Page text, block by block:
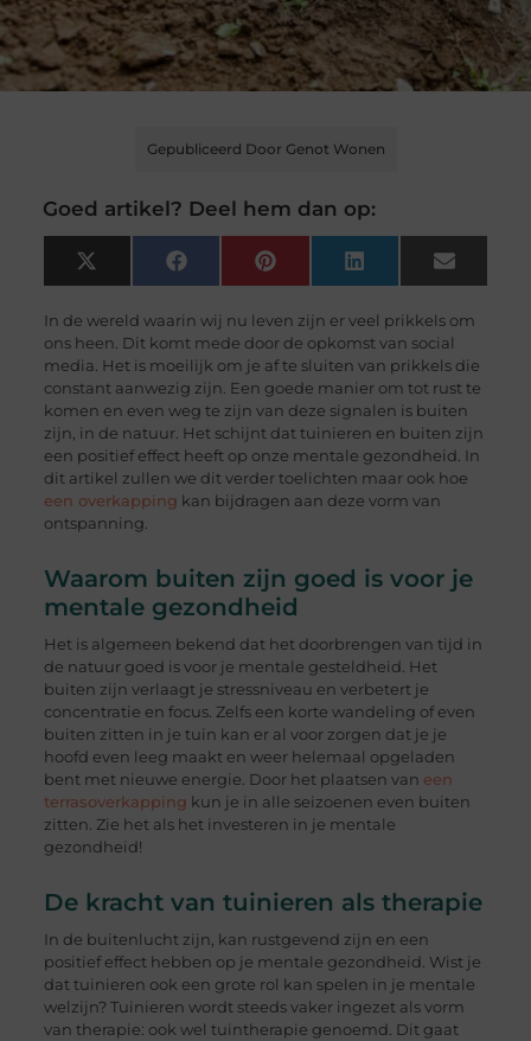
Gepubliceerd Door Genot Wonen
Goed artikel? Deel hem dan op:
X
(Twitter)
FacebookPinterest LinkedIn Email
In de wereld waarin wij nu leven zijn er veel prikkels om
ons heen. Dit komt mede door de opkomst van social
media. Het is moeilijk om je af te sluiten van prikkels die
constant aanwezig zijn. Een goede manier om tot rust te
komen en even weg te zijn van deze signalen is buiten
zijn, in de natuur. Het schijnt dat tuinieren en buiten zijn
een positief effect heeft op onze mentale gezondheid. In
dit artikel zullen we dit verder toelichten maar ook hoe
een overkapping kan bijdragen aan deze vorm van
ontspanning.
Waarom buiten zijn goed is voor je
mentale gezondheid
Het is algemeen bekend dat het doorbrengen van tijd in
de natuur goed is voor je mentale gesteldheid. Het
buiten zijn verlaagt je stressniveau en verbetert je
concentratie en focus. Zelfs een korte wandeling of even
buiten zitten in je tuin kan er al voor zorgen dat je je
hoofd even leeg maakt en weer helemaal opgeladen
bent met nieuwe energie. Door het plaatsen van een
terrasoverkapping kun je in alle seizoenen even buiten
zitten. Zie het als het investeren in je mentale
gezondheid!
De kracht van tuinieren als therapie
In de buitenlucht zijn, kan rustgevend zijn en een
positief effect hebben op je mentale gezondheid. Wist je
dat tuinieren ook een grote rol kan spelen in je mentale
welzijn? Tuinieren wordt steeds vaker ingezet als vorm
van therapie: ook wel tuintherapie genoemd. Dit gaat